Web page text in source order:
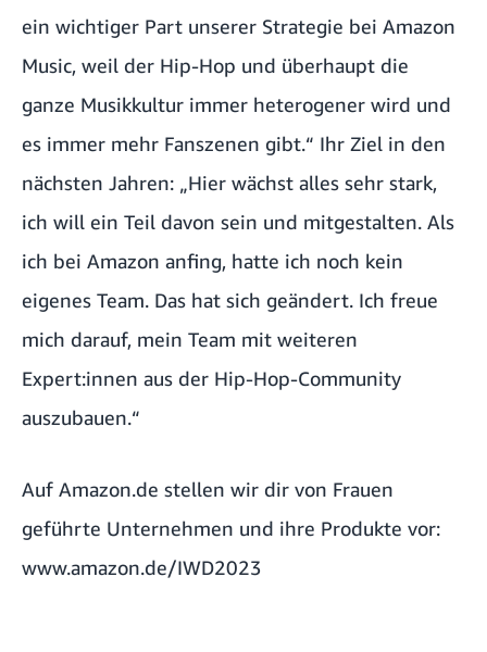
ein wichtiger Part unserer Strategie bei Amazon
Music, weil der Hip-Hop und überhaupt die
ganze Musikkultur immer heterogener wird und
es immer mehr Fanszenen gibt.“ Ihr Ziel in den
nächsten Jahren: „Hier wächst alles sehr stark,
ich will ein Teil davon sein und mitgestalten. Als
ich bei Amazon anfing, hatte ich noch kein
eigenes Team. Das hat sich geändert. Ich freue
mich darauf, mein Team mit weiteren
Expert:innen aus der Hip-Hop-Community
auszubauen.“
Auf Amazon.de stellen wir dir von Frauen
geführte Unternehmen und ihre Produkte vor:
www.amazon.de/IWD2023